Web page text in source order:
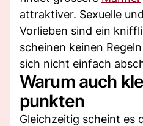
attraktiver. Sexuelle
Vorlieben sind ein
scheinen keinen
sich nicht einfach
Warum auch
punkten
Gleichzeitig scheint es